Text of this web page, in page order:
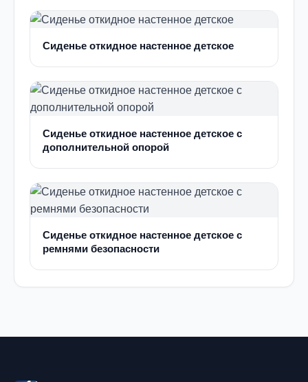
Сиденье откидное настенное детское
Сиденье откидное настенное детское с
дополнительной опорой
Сиденье откидное настенное детское с
ремнями безопасности